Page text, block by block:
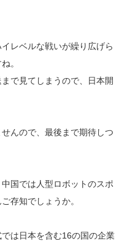
レベルな戦いが繰り広げら
。
で見てしまうので、日本開
んので、最後まで期待しつ
国では人型ロボットのスポ
存知でしょうか。
は日本を含む16の国の企業